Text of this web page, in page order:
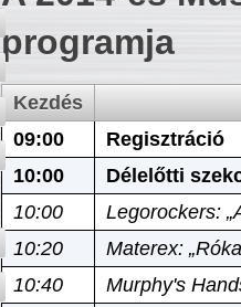
programja
Kezdés
09:00
Regisztráció
10:00
Délelőtti
10:00
Legorockers:
10:20
Materex:
10:40
Murphy's